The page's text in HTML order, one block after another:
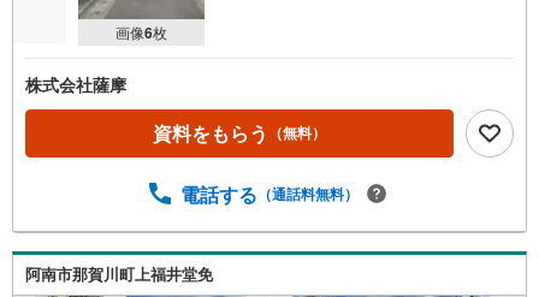
画像6枚
株式会社薩摩
資料をもらう （無料）
電話する （通話料無料）
阿南市那賀川町上福井堂免